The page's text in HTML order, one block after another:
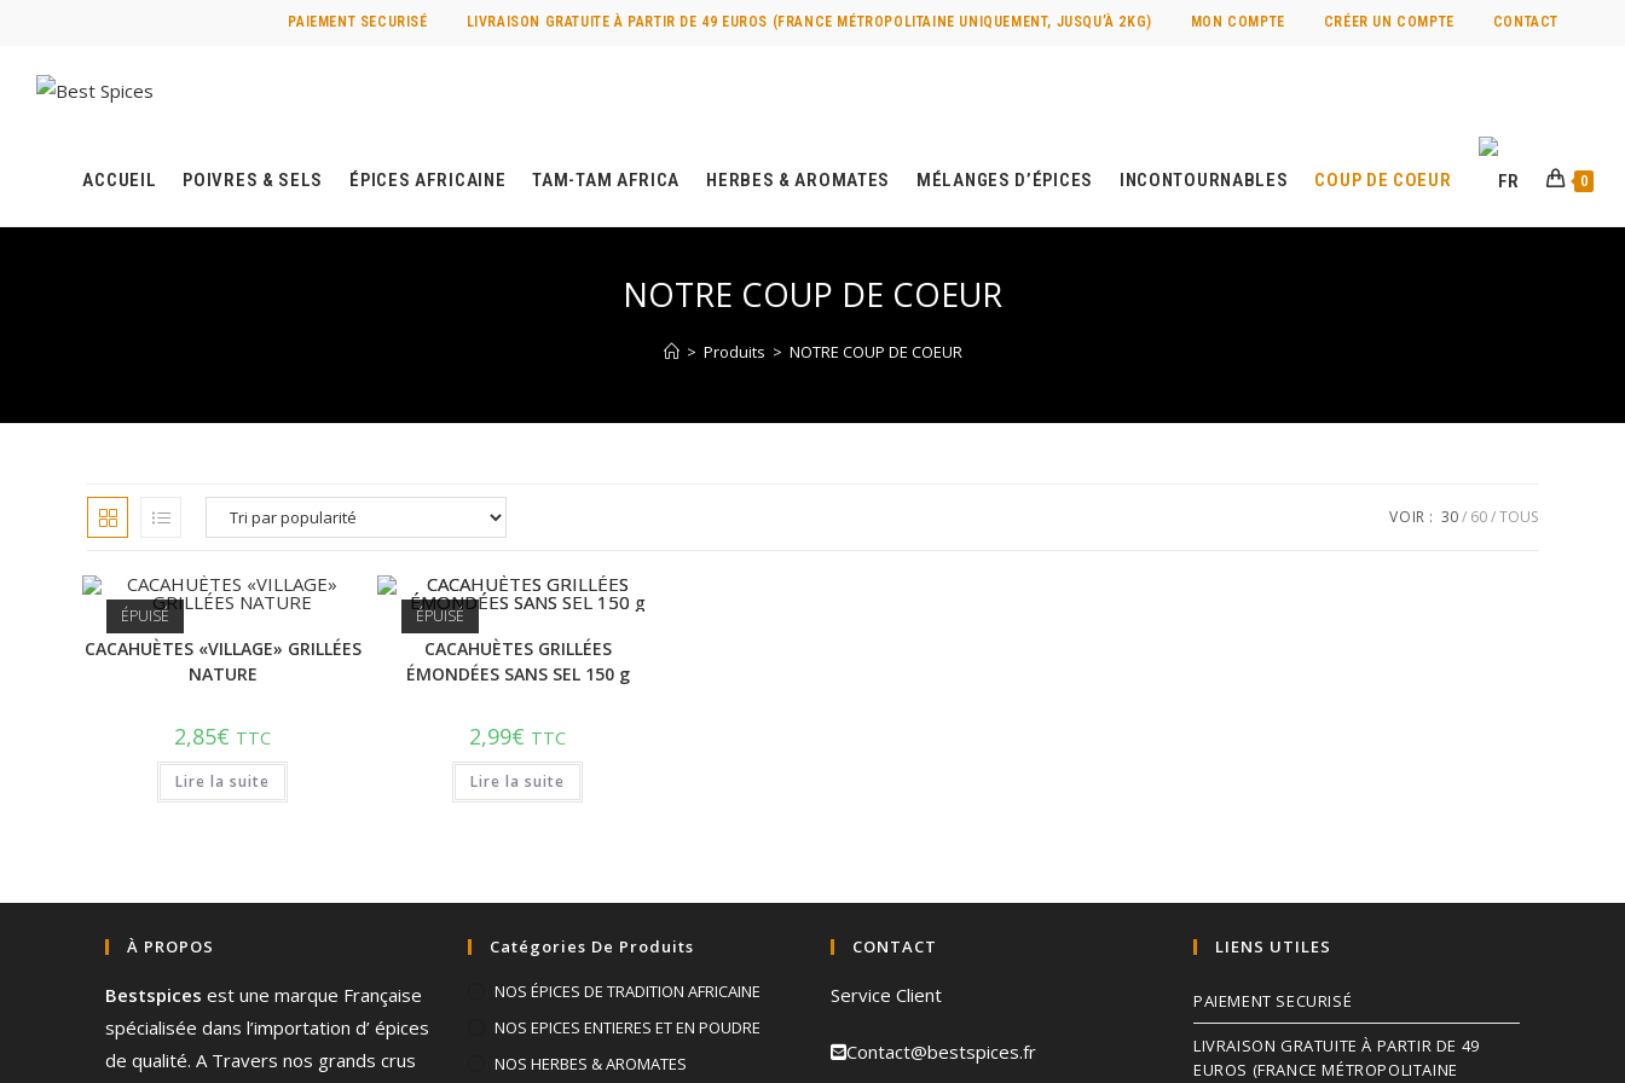
PAIEMENT SECURISÉ LIVRAISON GRATUITE À PARTIR DE 49 EUROS (FRANCE MÉTROPOLITAINE UNIQUEMENT, JUSQU’À 2KG) MON COMPTE CRÉER UN COMPTE CONTACT
ACCUEIL POIVRES & SELS ÉPICES AFRICAINE TAM-TAM AFRICA HERBES & AROMATES MÉLANGES D’ÉPICES INCONTOURNABLES COUP DE COEUR 0
NOTRE COUP DE COEUR
> Produits > NOTRE COUP DE COEUR
VOIR : 30 60 TOUS
ÉPUISÉ
CACAHUÈTES «VILLAGE» GRILLÉES
NATURE
2,85€ TTC
Lire la suite
ÉPUISÉ
CACAHUÈTES GRILLÉES
ÉMONDÉES SANS SEL 150 g
2,99€ TTC
Lire la suite
À PROPOS
Bestspices est une marque Française
spécialisée dans l’importation d’ épices
de qualité. A Travers nos grands crus
Catégories De Produits
NOS ÉPICES DE TRADITION AFRICAINE
NOS EPICES ENTIERES ET EN POUDRE
NOS HERBES & AROMATES
CONTACT
Service Client
Contact@bestspices.fr
LIENS UTILES
PAIEMENT SECURISÉ
LIVRAISON GRATUITE À PARTIR DE 49
EUROS (FRANCE MÉTROPOLITAINE